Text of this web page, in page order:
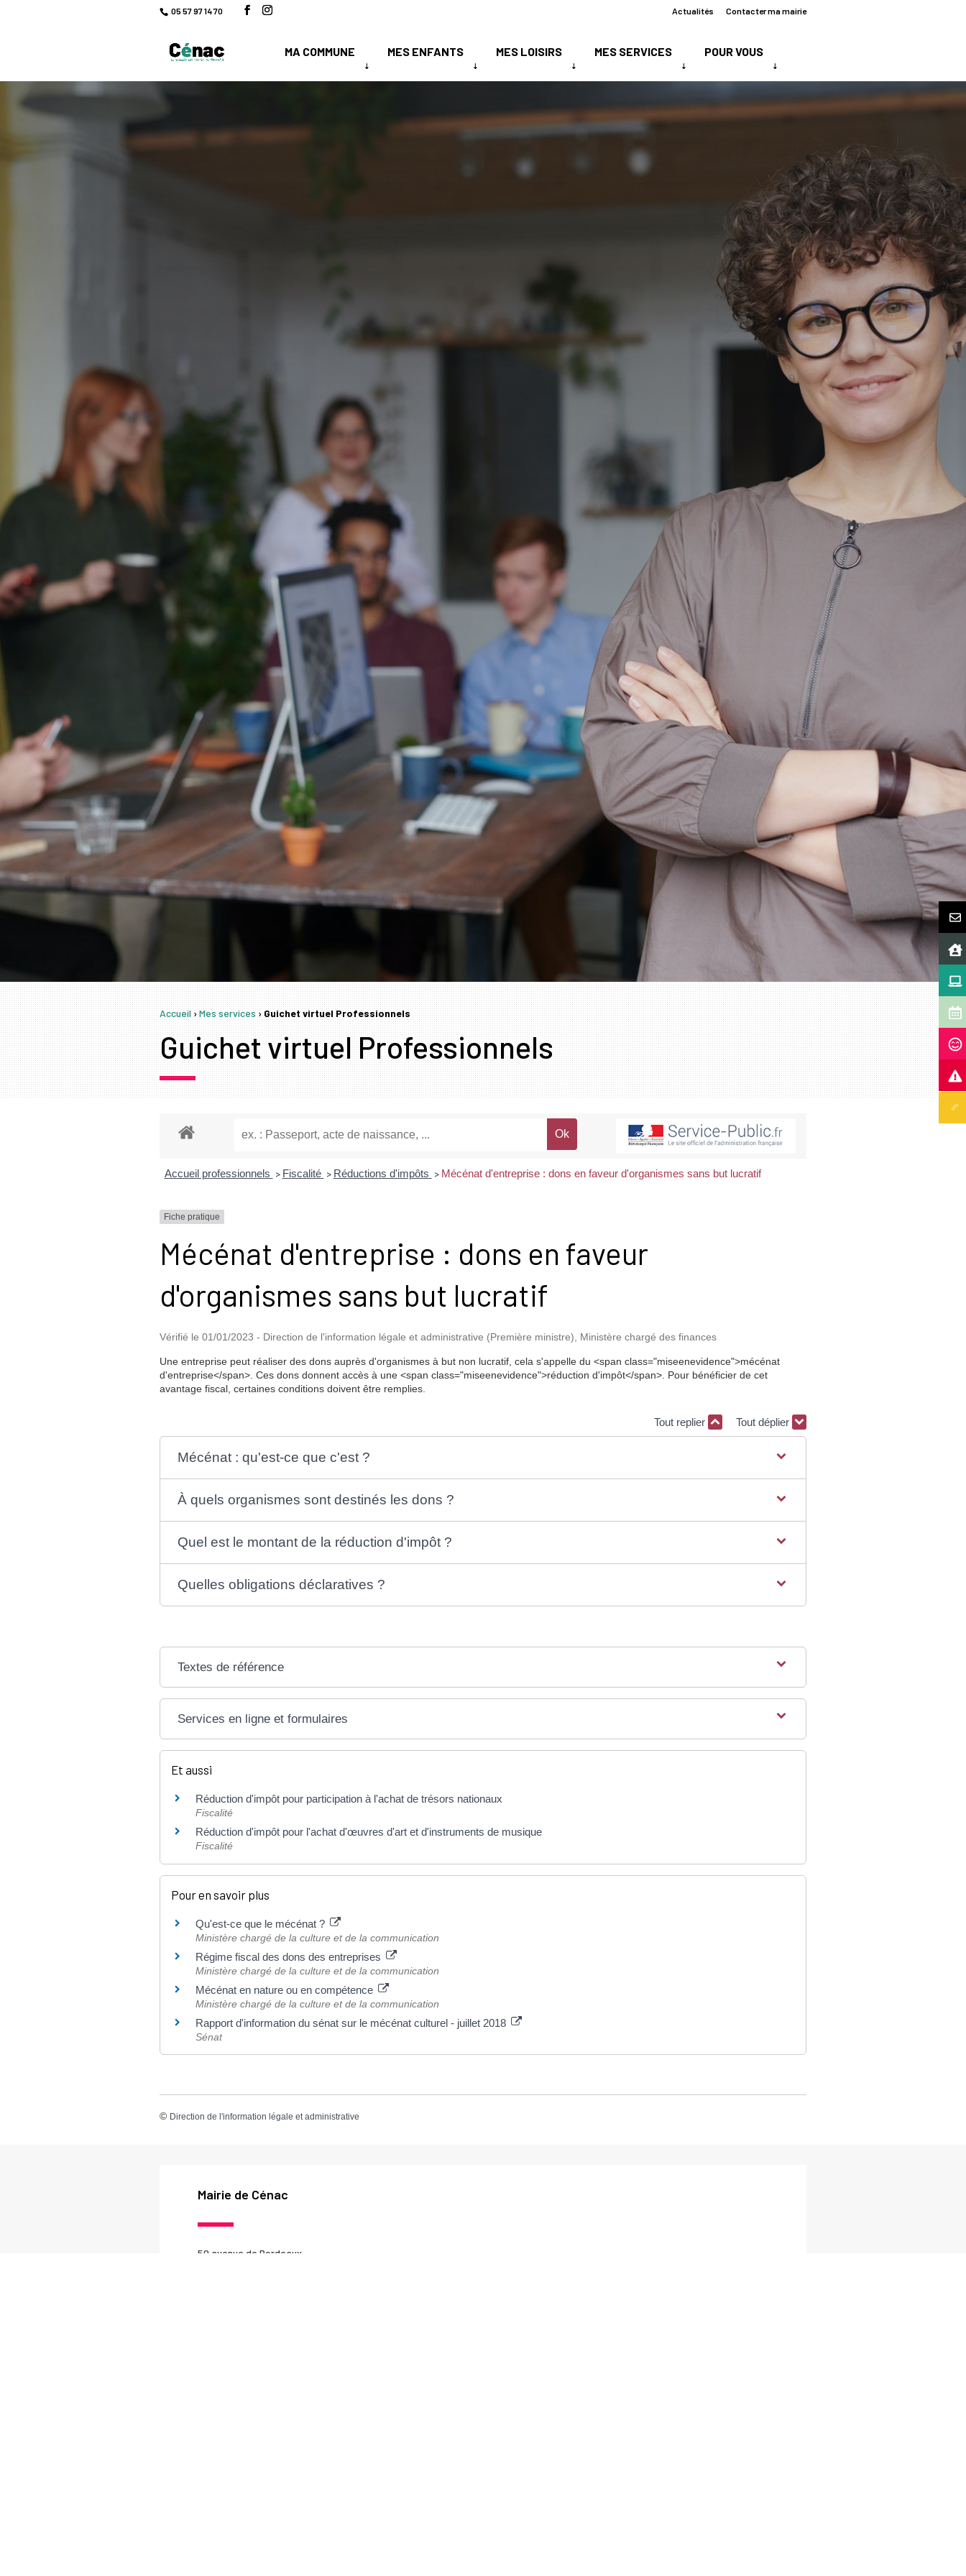
05 57 97 14 70 Actualités Contacter ma mairie
MA COMMUNE MES ENFANTS MES LOISIRS MES SERVICES POUR VOUS
Accueil›Mes services›Guichet virtuel Professionnels
Guichet virtuel Professionnels
Accueil professionnels > Fiscalité > Réductions d'impôts > Mécénat d'entreprise : dons en faveur d'organismes sans but lucratif
Fiche pratique
Mécénat d'entreprise : dons en faveur
d'organismes sans but lucratif
Vérifié le 01/01/2023 - Direction de l'information légale et administrative (Première ministre), Ministère chargé des finances
Une entreprise peut réaliser des dons auprès d'organismes à but non lucratif, cela s'appelle du <span class="miseenevidence">mécénat
d'entreprise</span>. Ces dons donnent accès à une <span class="miseenevidence">réduction d'impôt</span>. Pour bénéficier de cet
avantage fiscal, certaines conditions doivent être remplies.
Tout replier Tout déplier
Mécénat : qu'est-ce que c'est ?
À quels organismes sont destinés les dons ?
Quel est le montant de la réduction d'impôt ?
Quelles obligations déclaratives ?
Textes de référence
Services en ligne et formulaires
Et aussi
Réduction d'impôt pour participation à l'achat de trésors nationaux
Fiscalité
Réduction d'impôt pour l'achat d'œuvres d'art et d'instruments de musique
Fiscalité
Pour en savoir plus
Qu'est-ce que le mécénat ?
Ministère chargé de la culture et de la communication
Régime fiscal des dons des entreprises
Ministère chargé de la culture et de la communication
Mécénat en nature ou en compétence
Ministère chargé de la culture et de la communication
Rapport d'information du sénat sur le mécénat culturel - juillet 2018
Sénat
© Direction de l'information légale et administrative
Mairie de Cénac
50 avenue de Bordeaux